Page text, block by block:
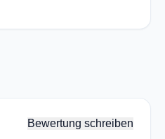
Bewertung schreiben